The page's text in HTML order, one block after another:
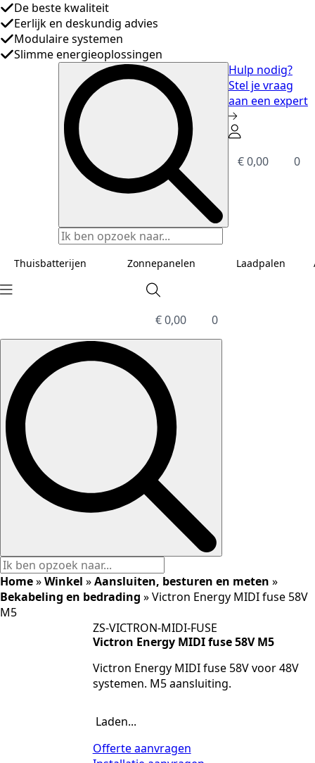
Eerlijk en deskundig advies
Modulaire systemen
Slimme energieoplossingen
De beste kwaliteit
Search
Hulp nodig?
Stel je vraag
aan een expert
€0,00 0
Thuisbatterijen Zonnepanelen Laadpalen
€0,00
0
Search
Home»Winkel »Aansluiten, besturen en meten »
Bekabeling en bedrading »Victron Energy MIDI fuse 58V
M5
ZS-VICTRON-MIDI-FUSE
Victron Energy MIDI fuse 58V M5
Victron Energy MIDI fuse 58V voor 48V
systemen. M5 aansluiting.
Laden...
Offerte aanvragen